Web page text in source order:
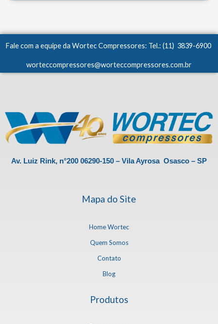
Fale com a equipe da Wortec Compressores: Tel.: (11) 3839-6900
worteccompressores@worteccompressores.com.br
Av. Luiz Rink, n°200 06290-150 – Vila Ayrosa Osasco – SP
Mapa do Site
Home Wortec
Quem Somos
Contato
Blog
Produtos